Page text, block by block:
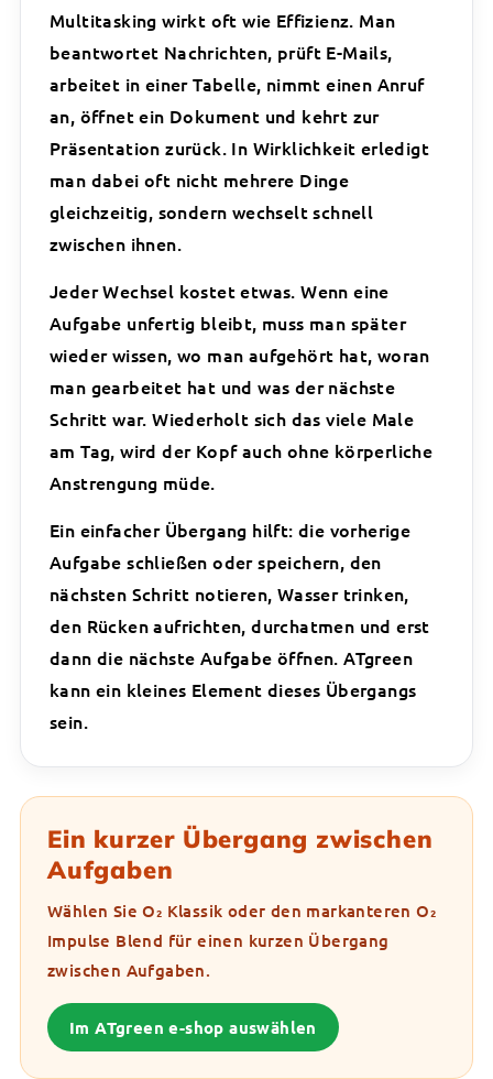
Multitasking wirkt oft wie Effizienz. Man
beantwortet Nachrichten, prüft E-Mails,
arbeitet in einer Tabelle, nimmt einen Anruf
an, öffnet ein Dokument und kehrt zur
Präsentation zurück. In Wirklichkeit erledigt
man dabei oft nicht mehrere Dinge
gleichzeitig, sondern wechselt schnell
zwischen ihnen.
Jeder Wechsel kostet etwas. Wenn eine
Aufgabe unfertig bleibt, muss man später
wieder wissen, wo man aufgehört hat, woran
man gearbeitet hat und was der nächste
Schritt war. Wiederholt sich das viele Male
am Tag, wird der Kopf auch ohne körperliche
Anstrengung müde.
Ein einfacher Übergang hilft: die vorherige
Aufgabe schließen oder speichern, den
nächsten Schritt notieren, Wasser trinken,
den Rücken aufrichten, durchatmen und erst
dann die nächste Aufgabe öffnen. ATgreen
kann ein kleines Element dieses Übergangs
sein.
Ein kurzer Übergang zwischen
Aufgaben
Wählen Sie O₂ Klassik oder den markanteren O₂
Impulse Blend für einen kurzen Übergang
zwischen Aufgaben.
Im ATgreen e-shop auswählen